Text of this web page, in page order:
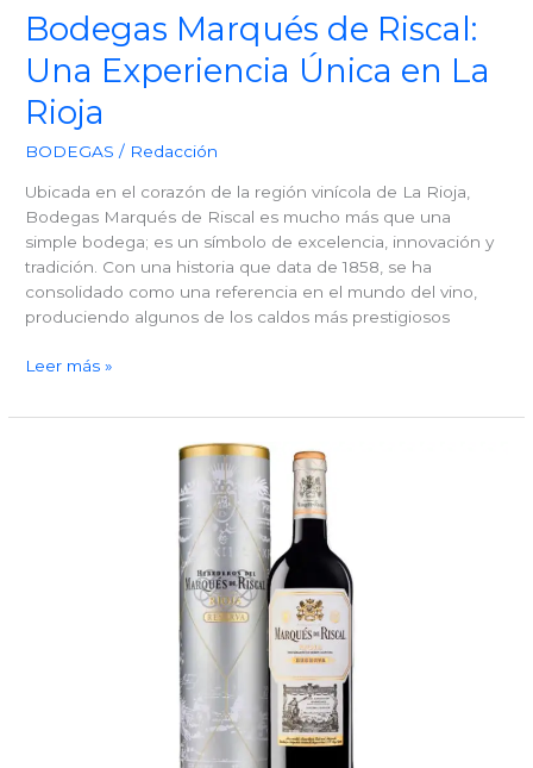
Bodegas Marqués de Riscal:
Una Experiencia Única en La
Rioja
BODEGAS / Redacción
Ubicada en el corazón de la región vinícola de La Rioja,
Bodegas Marqués de Riscal es mucho más que una
simple bodega; es un símbolo de excelencia, innovación y
tradición. Con una historia que data de 1858, se ha
consolidado como una referencia en el mundo del vino,
produciendo algunos de los caldos más prestigiosos
Bodegas
de
Leer más »